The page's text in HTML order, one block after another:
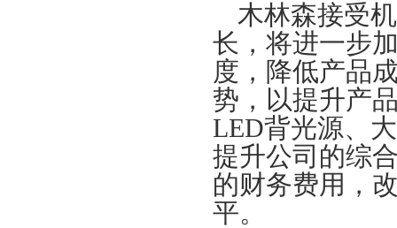
木林森接受
长，将进一步
度，降低产品
势，以提升产
LED背光源、
提升公司的综
的财务费用，
平。